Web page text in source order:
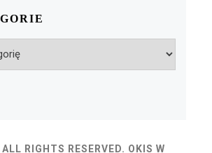
RIGHTS RESERVED. OKIS W